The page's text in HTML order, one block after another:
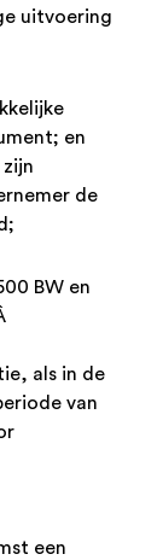
uitvoering
en
de
BW en
als in de
van
een